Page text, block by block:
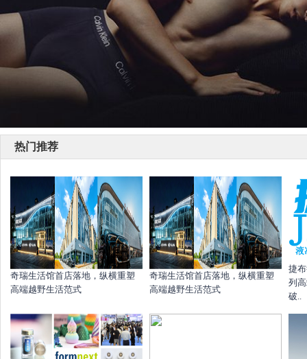
热门推荐
奇瑞生活馆首店落地，纵横重塑
高端越野生活范式
奇瑞生活馆首店落地，纵横重塑
高端越野生活范式
捷
列
破..